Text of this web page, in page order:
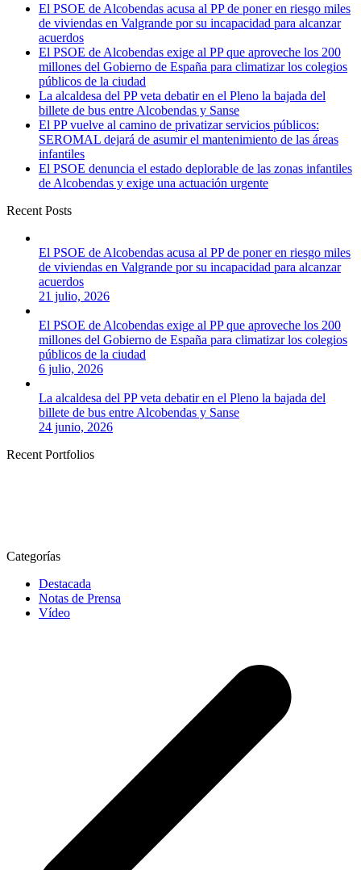
El PSOE de Alcobendas acusa al PP de poner en riesgo miles
de viviendas en Valgrande por su incapacidad para alcanzar
acuerdos
El PSOE de Alcobendas exige al PP que aproveche los 200
millones del Gobierno de España para climatizar los colegios
públicos de la ciudad
La alcaldesa del PP veta debatir en el Pleno la bajada del
billete de bus entre Alcobendas y Sanse
El PP vuelve al camino de privatizar servicios públicos:
SEROMAL dejará de asumir el mantenimiento de las áreas
infantiles
El PSOE denuncia el estado deplorable de las zonas infantiles
de Alcobendas y exige una actuación urgente
Recent Posts
El PSOE de Alcobendas acusa al PP de poner en riesgo miles
de viviendas en Valgrande por su incapacidad para alcanzar
acuerdos
21 julio, 2026
El PSOE de Alcobendas exige al PP que aproveche los 200
millones del Gobierno de España para climatizar los colegios
públicos de la ciudad
6 julio, 2026
La alcaldesa del PP veta debatir en el Pleno la bajada del
billete de bus entre Alcobendas y Sanse
24 junio, 2026
Recent Portfolios
Categorías
Destacada
Notas de Prensa
Vídeo